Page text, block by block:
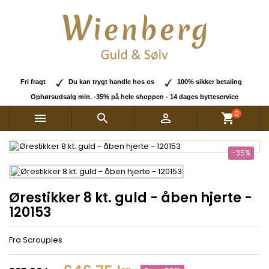
Fri fragt Du kan trygt handle hos os 100% sikker betaling
Ophørsudsalg min. -35% på hele shoppen - 14 dages bytteservice
   shopping_cart0
-35%
Ørestikker 8 kt. guld - åben hjerte -
120153
Fra Scrouples